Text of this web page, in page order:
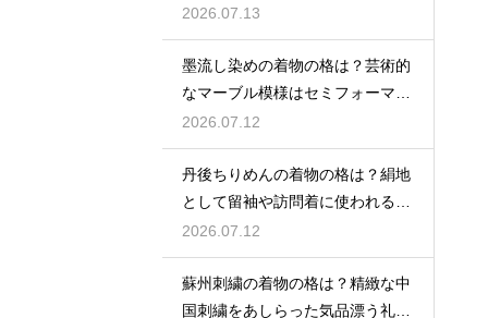
げで格調アップ
2026.07.13
墨流し染めの着物の格は？芸術的
なマーブル模様はセミフォーマル
な装いにも映える
2026.07.12
丹後ちりめんの着物の格は？絹地
として留袖や訪問着に使われる高
級素材
2026.07.12
蘇州刺繍の着物の格は？精緻な中
国刺繍をあしらった気品漂う礼装